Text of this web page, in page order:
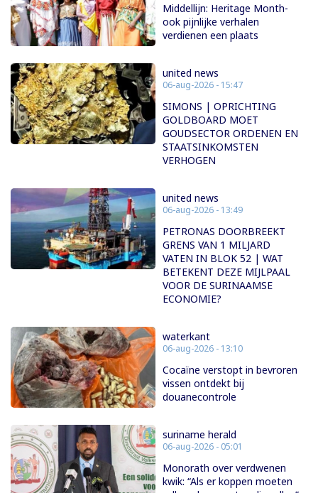
Middellijn: Heritage Month-
ook pijnlijke verhalen
verdienen een plaats
united news
06-aug-2026 - 15:47
SIMONS | OPRICHTING
GOLDBOARD MOET
GOUDSECTOR ORDENEN EN
STAATSINKOMSTEN
VERHOGEN
united news
06-aug-2026 - 13:49
PETRONAS DOORBREEKT
GRENS VAN 1 MILJARD
VATEN IN BLOK 52 | WAT
BETEKENT DEZE MIJLPAAL
VOOR DE SURINAAMSE
ECONOMIE?
waterkant
06-aug-2026 - 13:10
Cocaïne verstopt in bevroren
vissen ontdekt bij
douanecontrole
suriname herald
06-aug-2026 - 05:01
Monorath over verdwenen
kwik: “Als er koppen moeten